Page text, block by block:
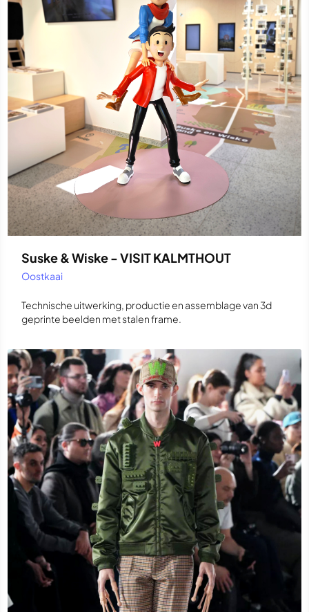
Suske & Wiske - VISIT KALMTHOUT
Oostkaai
Technische uitwerking, productie en assemblage van 3d
geprinte beelden met stalen frame.